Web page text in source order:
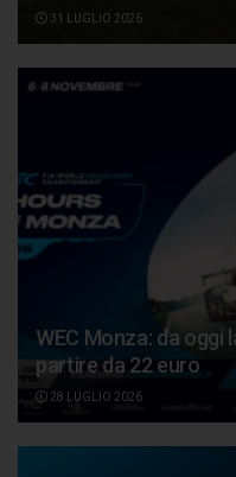
31 LUGLIO 2026
WEC Monza: da oggi
partire da 22 euro
28 LUGLIO 2026